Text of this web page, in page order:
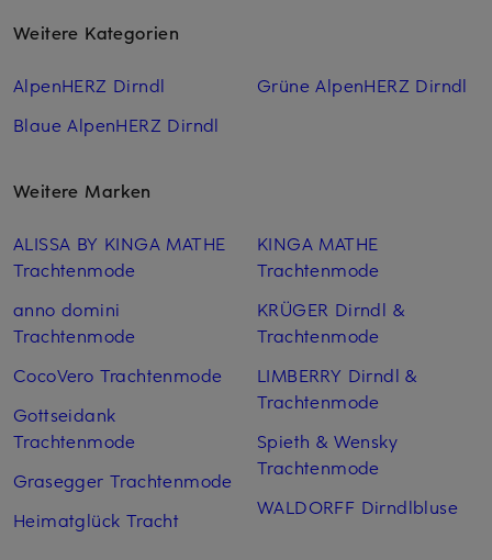
Weitere Kategorien
AlpenHERZ Dirndl
Blaue AlpenHERZ Dirndl
Grüne AlpenHERZ Dirndl
Weitere Marken
ALISSA BY KINGA MATHE
Trachtenmode
anno domini
Trachtenmode
CocoVero Trachtenmode
Gottseidank
Trachtenmode
Grasegger Trachtenmode
Heimatglück Tracht
KINGA MATHE
Trachtenmode
KRÜGER Dirndl &
Trachtenmode
LIMBERRY Dirndl &
Trachtenmode
Spieth & Wensky
Trachtenmode
WALDORFF Dirndlbluse